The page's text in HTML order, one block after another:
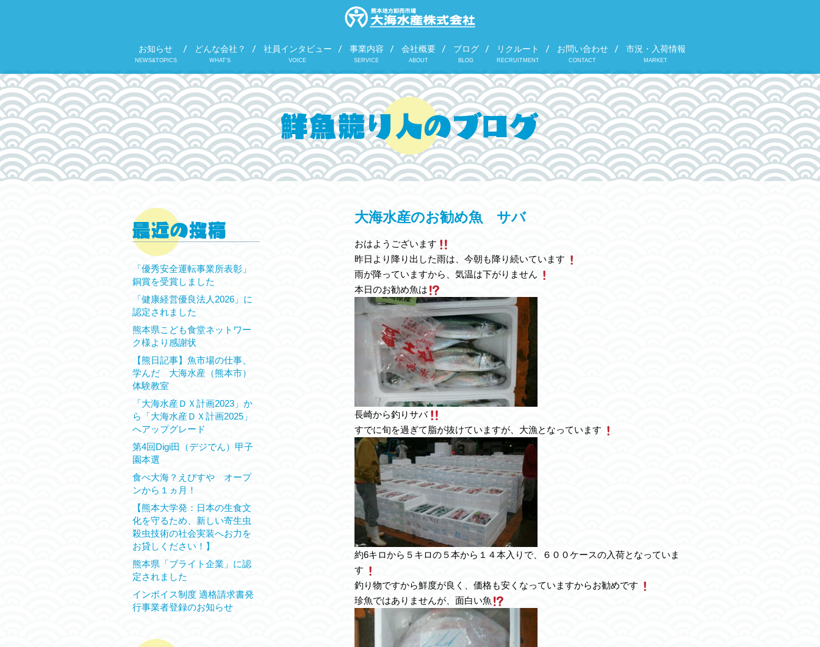
お知らせ
NEWS&TOPICS
どんな会社？
WHAT'S
社員インタビュー
VOICE
事業内容
SERVICE
会社概要
ABOUT
ブログ
BLOG
リクルート
RECRUITMENT
お問い合わせ
CONTACT
市況・入荷情報
MARKET
大海水産のお勧め魚 サバ
おはようございます
昨日より降り出した雨は、今朝も降り続いています
雨が降っていますから、気温は下がりません
本日のお勧め魚は
長崎から釣りサバ
すでに旬を過ぎて脂が抜けていますが、大漁となっています
約6キロから５キロの５本から１４本入りで、６００ケースの入荷となっていま
す
釣り物ですから鮮度が良く、価格も安くなっていますからお勧めです
珍魚ではありませんが、面白い魚
「優秀安全運転事業所表彰」
銅賞を受賞しました
「健康経営優良法人2026」に
認定されました
熊本県こども食堂ネットワー
ク様より感謝状
【熊日記事】魚市場の仕事、
学んだ 大海水産（熊本市）
体験教室
「大海水産ＤＸ計画2023」か
ら「大海水産ＤＸ計画2025」
へアップグレード
第4回Digi田（デジでん）甲子
園本選
食べ大海？えびすや オープ
ンから１ヵ月！
【熊本大学発：日本の生食文
化を守るため、新しい寄生虫
殺虫技術の社会実装へお力を
お貸しください！】
熊本県「ブライト企業」に認
定されました
インボイス制度 適格請求書発
行事業者登録のお知らせ